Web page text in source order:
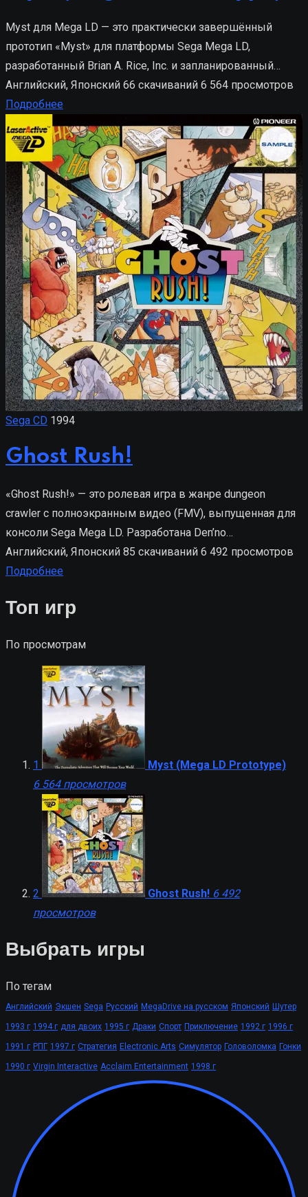
Myst для Mega LD — это практически завершённый
прототип «Myst» для платформы Sega Mega LD,
разработанный Brian A. Rice, Inc. и запланированный…
Английский, Японский 66 скачиваний 6 564 просмотров
Подробнее
Sega CD 1994
Ghost Rush!
«Ghost Rush!» — это ролевая игра в жанре dungeon
crawler с полноэкранным видео (FMV), выпущенная для
консоли Sega Mega LD. Разработана Den’no…
Английский, Японский 85 скачиваний 6 492 просмотров
Подробнее
Топ игр
По просмотрам
1
Myst (Mega LD Prototype)
6 564 просмотров
2 Ghost Rush! 6 492
просмотров
Выбрать игры
По тегам
Английский Экшен Sega Русский MegaDrive на русском Японский Шутер
1993 г 1994 г для двоих 1995 г Драки Спорт Приключение 1992 г 1996 г
1991 г РПГ 1997 г Стратегия Electronic Arts Симулятор Головоломка Гонки
1990 г Virgin Interactive Acclaim Entertainment 1998 г